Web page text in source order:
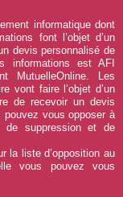
informatique dont
font l’objet d’un
devis personnalisé de
informations est AFI
MutuelleOnline. Les
vont faire l’objet d’un
de recevoir un devis
pouvez vous opposer à
de suppression et de
la liste d’opposition au
vous pouvez vous